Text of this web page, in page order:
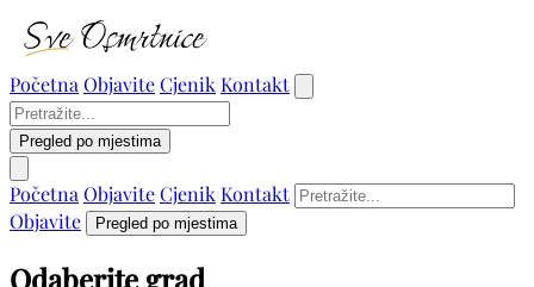
Početna ObjaviteCjenik Kontakt
Pregled po mjestima
Početna ObjaviteCjenik Kontakt
Objavite
Pregled po mjestima
Odaberite grad